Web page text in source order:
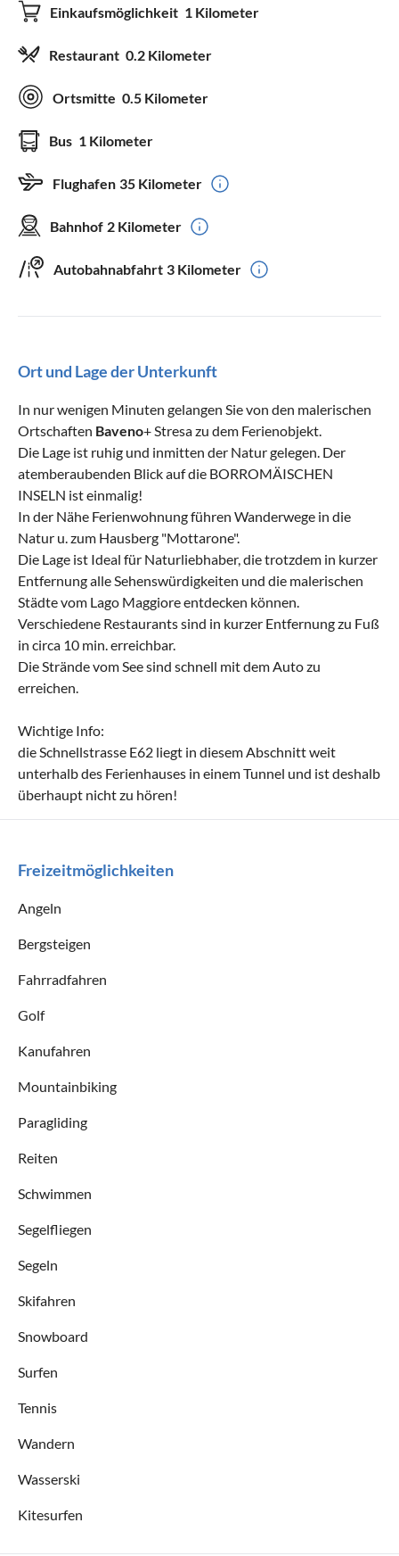
Einkaufsmöglichkeit 1 Kilometer
Restaurant 0.2 Kilometer
Ortsmitte 0.5 Kilometer
Bus 1 Kilometer
Flughafen 35 Kilometer
Bahnhof 2 Kilometer
Autobahnabfahrt 3 Kilometer
Ort und Lage der Unterkunft
In nur wenigen Minuten gelangen Sie von den malerischen
Ortschaften Baveno+ Stresa zu dem Ferienobjekt.
Die Lage ist ruhig und inmitten der Natur gelegen. Der
atemberaubenden Blick auf die BORROMÄISCHEN
INSELN ist einmalig!
In der Nähe Ferienwohnung führen Wanderwege in die
Natur u. zum Hausberg "Mottarone".
Die Lage ist Ideal für Naturliebhaber, die trotzdem in kurzer
Entfernung alle Sehenswürdigkeiten und die malerischen
Städte vom Lago Maggiore entdecken können.
Verschiedene Restaurants sind in kurzer Entfernung zu Fuß
in circa 10 min. erreichbar.
Die Strände vom See sind schnell mit dem Auto zu
erreichen.
Wichtige Info:
die Schnellstrasse E62 liegt in diesem Abschnitt weit
unterhalb des Ferienhauses in einem Tunnel und ist deshalb
überhaupt nicht zu hören!
Freizeitmöglichkeiten
Angeln
Bergsteigen
Fahrradfahren
Golf
Kanufahren
Mountainbiking
Paragliding
Reiten
Schwimmen
Segelfliegen
Segeln
Skifahren
Snowboard
Surfen
Tennis
Wandern
Wasserski
Kitesurfen